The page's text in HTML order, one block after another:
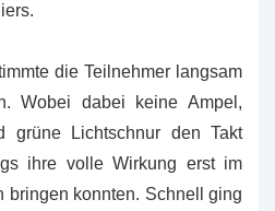
die Teilnehmer langsam
Wobei dabei keine Ampel,
grüne Lichtschnur den Takt
ihre volle Wirkung erst im
bringen konnten. Schnell ging